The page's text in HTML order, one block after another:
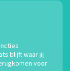
blijft waar jij
voor